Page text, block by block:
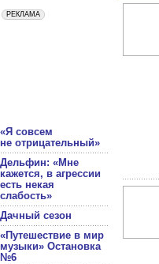
«Я совсем
не отрицательный»
Дельфин: «Мне
кажется, в агрессии
есть некая
слабость»
Дачный сезон
«Путешествие в мир
музыки» Остановка
№6